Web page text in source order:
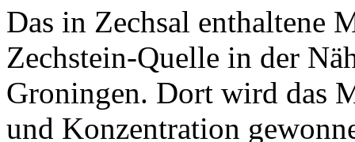
Das in Zechsal enthaltene
Zechstein-Quelle in der
Groningen. Dort wird das
und Konzentration